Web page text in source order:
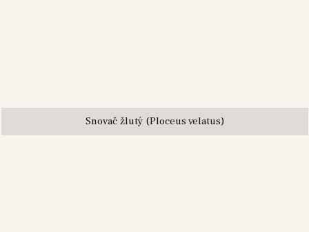
Snovač žlutý (Ploceus velatus)